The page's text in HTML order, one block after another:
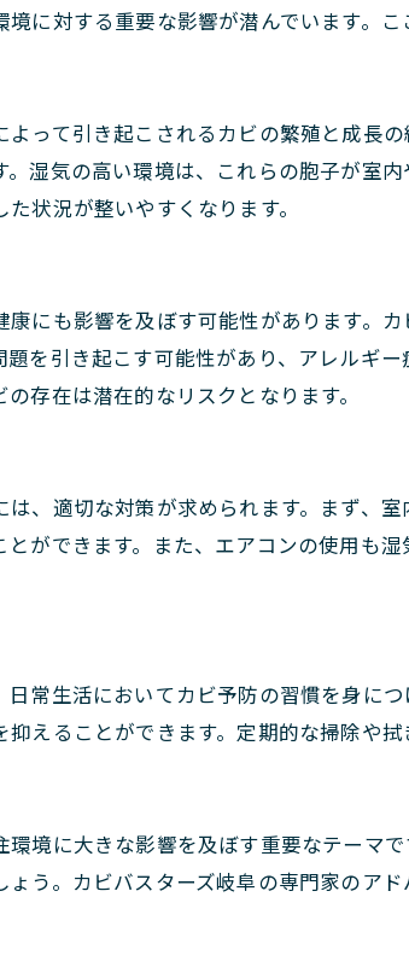
に対する重要な影響が潜んでいます。
って引き起こされるカビの繁殖と成長
湿気の高い環境は、これらの胞子が室
状況が整いやすくなります。
にも影響を及ぼす可能性があります。
を引き起こす可能性があり、アレルギ
存在は潜在的なリスクとなります。
、適切な対策が求められます。まず、
ができます。また、エアコンの使用も
常生活においてカビ予防の習慣を身に
えることができます。定期的な掃除や
境に大きな影響を及ぼす重要なテーマ
う。カビバスターズ岐阜の専門家のア